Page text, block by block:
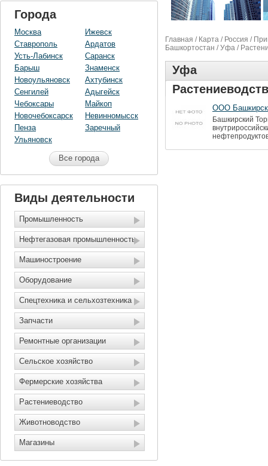
Города
Москва
Ставрополь
Усть-Лабинск
Барыш
Новоульяновск
Сенгилей
Чебоксары
Новочебоксарск
Пенза
Ульяновск
Ижевск
Ардатов
Саранск
Знаменск
Ахтубинск
Адыгейск
Майкоп
Невинномысск
Заречный
Все города
Виды деятельности
Промышленность
Нефтегазовая промышленность
Машиностроение
Оборудование
Спецтехника и сельхозтехника
Запчасти
Ремонтные организации
Сельское хозяйство
Фермерские хозяйства
Растениеводство
Животноводство
Магазины
Главная / Карта / Россия /
Башкортостан /Уфа /
Уфа
ООО
Башкирский